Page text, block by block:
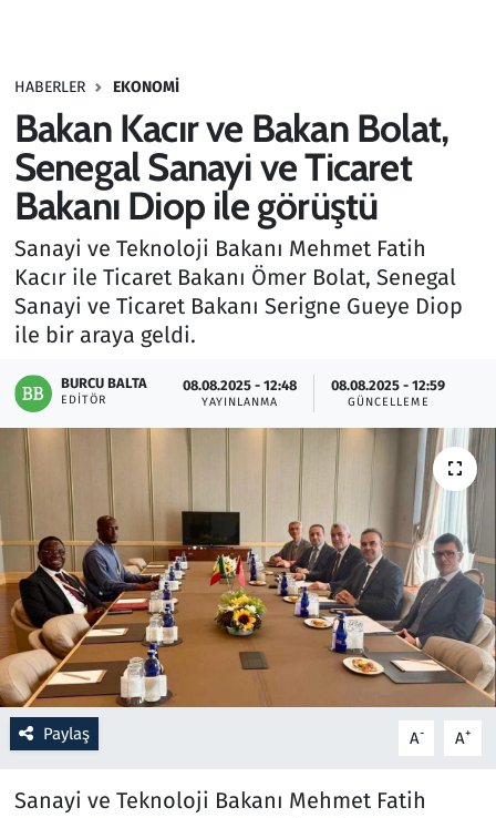
HABERLER EKONOMI
Bakan Kacır ve Bakan Bolat,
Senegal Sanayi ve Ticaret
Bakanı Diop ile görüştü
Sanayi ve Teknoloji Bakanı Mehmet Fatih
Kacır ile Ticaret Bakanı Ömer Bolat, Senegal
Sanayi ve Ticaret Bakanı Serigne Gueye Diop
ile bir araya geldi.
BURCU BALTA
EDITÖR
08.08.2025 - 12:48
YAYINLANMA
08.08.2025 - 12:59
GÜNCELLEME
Paylaş A- A+
Sanayi ve Teknoloji Bakanı Mehmet Fatih
Haber
Kültür Sanat
Kurumsal Haberler
Lezzet Durağı
Memur ve Kamu
Otomobil
Oyun
Ramazan
Resmi İlanlar
Rüya Tabirleri
Sağlık
Savunma Sanayi